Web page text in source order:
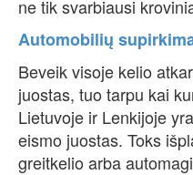
ne tik svarbiausi
Automobilių
Beveik visoje kelio
juostas, tuo tarpu kai
Lietuvoje ir Lenkijoje
eismo juostas. Toks
greitkelio arba